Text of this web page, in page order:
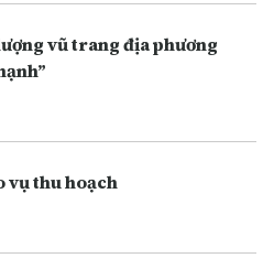
vũ trang địa phương
vụ thu hoạch